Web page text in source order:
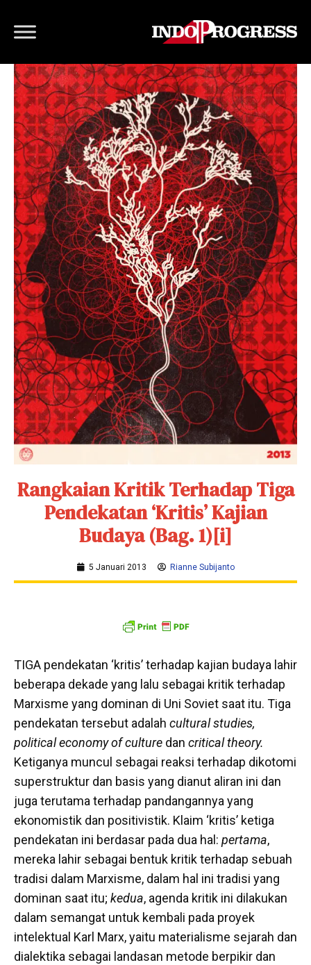
Rangkaian Kritik Terhadap Tiga
Pendekatan ‘Kritis’ Kajian
Budaya (Bag. 1)[i]
5 Januari 2013 Rianne Subijanto
TIGA pendekatan ‘kritis’ terhadap kajian budaya lahir
beberapa dekade yang lalu sebagai kritik terhadap
Marxisme yang dominan di Uni Soviet saat itu. Tiga
pendekatan tersebut adalah cultural studies,
political economy of culture dan critical theory.
Ketiganya muncul sebagai reaksi terhadap dikotomi
superstruktur dan basis yang dianut aliran ini dan
juga terutama terhadap pandangannya yang
ekonomistik dan positivistik. Klaim ‘kritis’ ketiga
pendekatan ini berdasar pada dua hal: pertama,
mereka lahir sebagai bentuk kritik terhadap sebuah
tradisi dalam Marxisme, dalam hal ini tradisi yang
dominan saat itu; kedua, agenda kritik ini dilakukan
dalam semangat untuk kembali pada proyek
intelektual Karl Marx, yaitu materialisme sejarah dan
dialektika sebagai landasan metode berpikir dan